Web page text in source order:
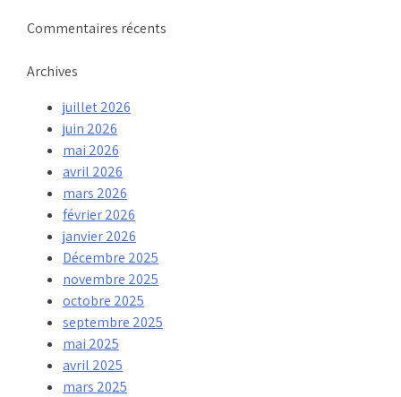
Commentaires récents
Archives
juillet 2026
juin 2026
mai 2026
avril 2026
mars 2026
février 2026
janvier 2026
Décembre 2025
novembre 2025
octobre 2025
septembre 2025
mai 2025
avril 2025
mars 2025